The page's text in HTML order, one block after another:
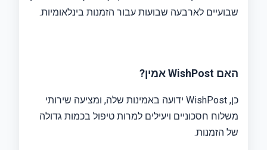
שבועיים לארבעה שבועות עבור הזמנות בינלאומיות.
האם WishPost אמין?
כן, WishPost ידועה באמינות שלה, ומציעה שירותי
משלוח חסכוניים ויעילים למרות טיפול בכמות גדולה
של הזמנות.